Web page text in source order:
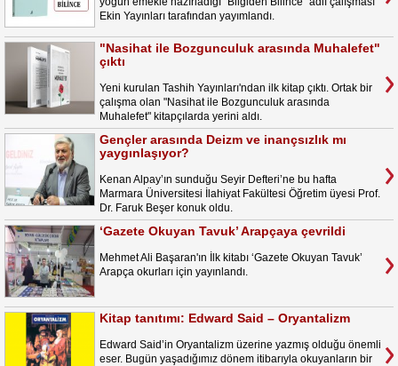
Ekin Yayınları tarafından yayımlandı.
"Nasihat ile Bozgunculuk arasında Muhalefet"
çıktı
Yeni kurulan Tashih Yayınları'ndan ilk kitap çıktı. Ortak bir
çalışma olan "Nasihat ile Bozgunculuk arasında
Muhalefet" kitapçılarda yerini aldı.
Gençler arasında Deizm ve inançsızlık mı
yaygınlaşıyor?
Kenan Alpay’ın sunduğu Seyir Defteri’ne bu hafta
Marmara Üniversitesi İlahiyat Fakültesi Öğretim üyesi Prof.
Dr. Faruk Beşer konuk oldu.
‘Gazete Okuyan Tavuk’ Arapçaya çevrildi
Mehmet Ali Başaran'ın İlk kitabı ‘Gazete Okuyan Tavuk’
Arapça okurları için yayınlandı.
Kitap tanıtımı: Edward Said – Oryantalizm
Edward Said’in Oryantalizm üzerine yazmış olduğu önemli
eser. Bugün yaşadığımız dönem itibarıyla okuyanların bir